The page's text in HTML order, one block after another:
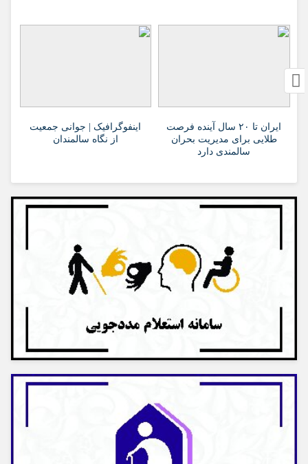
ایران تا ۲۰ سال آینده فرصت
طلایی برای مدیریت بحران
سالمندی دارد
اینفوگرافیک | جوانی جمعیت
از نگاه سالمندان